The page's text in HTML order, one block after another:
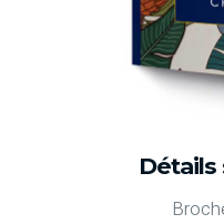
Détails